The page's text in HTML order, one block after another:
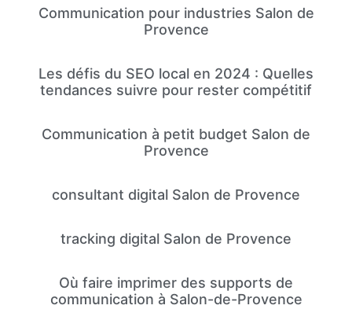
Communication pour industries Salon de
Provence
Les défis du SEO local en 2024 : Quelles
tendances suivre pour rester compétitif
Communication à petit budget Salon de
Provence
consultant digital Salon de Provence
tracking digital Salon de Provence
Où faire imprimer des supports de
communication à Salon-de-Provence